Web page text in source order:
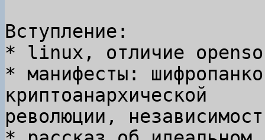
Вступление:
* linux, отличие
* манифесты:
криптоанархической
революции,